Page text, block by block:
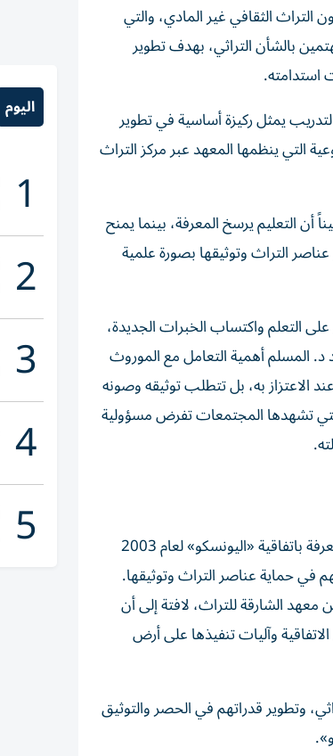
الشارقة للتراث أعمال الورشة التدريبية المتخصصة حول اتفاقية عام 2003 لصون التراث الثقافي غير المادي، والتي
ومهتمين بالشأن التراثي، بهدف تطوير
استدامته.
يمثل ركيزة أساسية في تطوير
التي ينظمها المعهد عبر مركز التراث
أن التعليم يرسخ المعرفة، بينما يمنح
التراث وتوثيقها بصورة علمية
على التعلم واكتساب الخبرات الجديدة،
المسلم أهمية التعامل مع الموروث
الاعتزاز به، بل تتطلب توثيقه وصونه
تشهدها المجتمعات تفرض مسؤولية
أكدت عائشة راشد الحصان الشامسي، مديرة مركز التراث العربي، أن الورشة تأتي في إطار تعزيز المعرفة باتفاقية «اليونسكو» لعام 2003
في حماية عناصر التراث وتوثيقها.
الشارقة للتراث، لافتة إلى أن
وآليات تنفيذها على أرض
وتطوير قدراتهم في الحصر والتوثيق
اليوم
1
2
3
4
5